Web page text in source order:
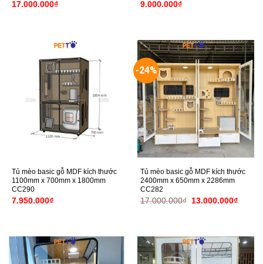
17.000.000₫ 9.000.000₫
Tủ mèo basic gỗ MDF kích thước
1100mm x 700mm x 1800mm
CC290
7.950.000₫
-24%
Tủ mèo basic gỗ MDF kích thước
2400mm x 650mm x 2286mm
CC282
17.000.000₫ Giá
13.000.000₫Giá